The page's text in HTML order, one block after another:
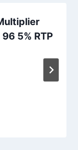
5% RTP